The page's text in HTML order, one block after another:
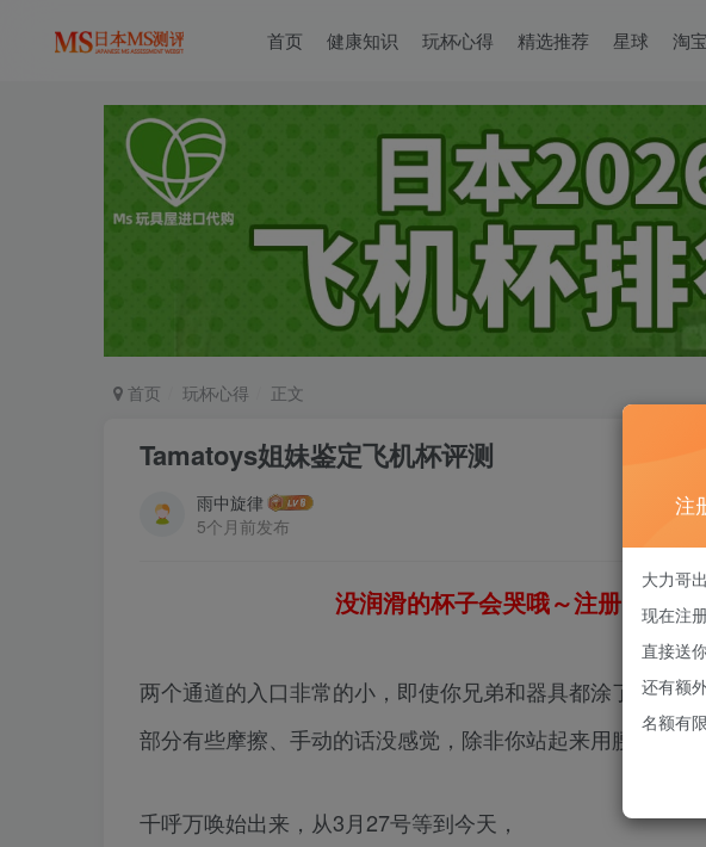
首页 健康知识 玩杯心得 精选推荐 星球 淘
首页 玩杯心得 正文
Tamatoys姐妹鉴定飞机杯评测
雨中旋律
5个月前发布
没润滑的杯子会哭哦～注册即送
两个通道的入口非常的小，即使你兄弟和器具都涂了润滑
部分有些摩擦、手动的话没感觉，除非你站起来用腰运动
千呼万唤始出来，从3月27号等到今天，
注
大力哥
现在注
直接送
还有额
名额有